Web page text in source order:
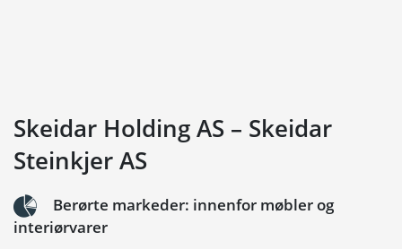
Skeidar Holding AS – Skeidar
Steinkjer AS
Berørte markeder: innenfor møbler og
interiørvarer